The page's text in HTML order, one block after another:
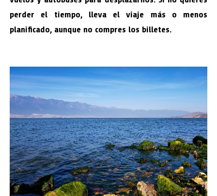
perder el tiempo, lleva el viaje más o menos
planificado, aunque no compres los billetes.